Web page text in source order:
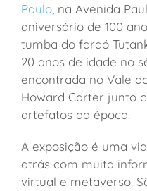
Paulo, na Avenida
aniversário de 100
tumba do faraó
20 anos de idade no
encontrada no Vale
Howard Carter junto
artefatos da época.
A exposição é uma
atrás com muita
virtual e metaverso.